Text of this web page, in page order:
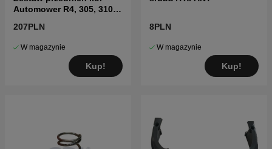
Automower R4, 305, 310
415X
207PLN
W magazynie
Kup!
8PLN
W magazynie
Kup!